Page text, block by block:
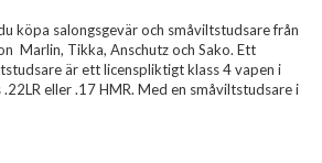
köpa salongsgevär och småviltstudsare från
Marlin, Tikka, Anschutz och Sako. Ett
är ett licenspliktigt klass 4 vapen i
eller .17 HMR. Med en småviltstudsare i
väljer att öva sitt skytte och övningsskjuta